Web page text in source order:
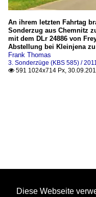
An ihrem letzten Fahrtag
Sonderzug aus Chemnitz
mit dem DLr 24886 von
Abstellung bei Kleinjena zu
Frank Thomas
3. Sonderzüge (KBS 585) /
 591 1024x714 Px,
Diese Webseite